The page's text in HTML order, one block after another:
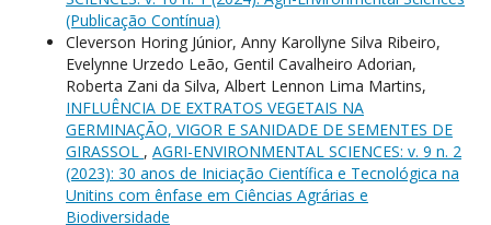
(Publicação Contínua)
Cleverson Horing Júnior, Anny Karollyne Silva Ribeiro,
Evelynne Urzedo Leão, Gentil Cavalheiro Adorian,
Roberta Zani da Silva, Albert Lennon Lima Martins,
INFLUÊNCIA DE EXTRATOS VEGETAIS NA
GERMINAÇÃO, VIGOR E SANIDADE DE SEMENTES DE
GIRASSOL , AGRI-ENVIRONMENTAL SCIENCES: v. 9 n. 2
(2023): 30 anos de Iniciação Científica e Tecnológica na
Unitins com ênfase em Ciências Agrárias e
Biodiversidade